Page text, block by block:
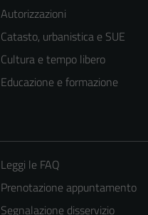
Autorizzazioni
Catasto, urbanistica e SUE
Cultura e tempo libero
Educazione e formazione
Leggi le FAQ
Prenotazione appuntamento
Segnalazione disservizio